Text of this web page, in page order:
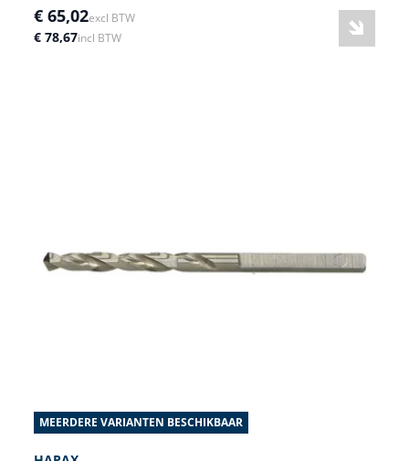
€ 65,02excl BTW
€ 78,67incl BTW
MEERDERE VARIANTEN BESCHIKBAAR